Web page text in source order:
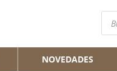
NOVEDADES